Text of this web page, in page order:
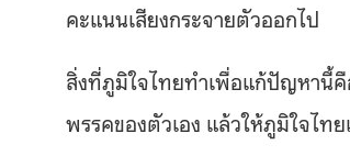
คะแนนเสียงกระจายตัวออกไป
สิ่งที่ภูมิใจไทยทำเพื่อแก้ปัญหานี้คื
พรรคของตัวเอง แล้วให้ภูมิใจไท